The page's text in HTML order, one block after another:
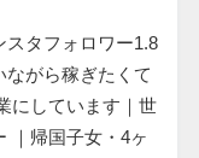
スタフォロワー1.8
がら稼ぎたくて
にしています｜世
｜帰国子女・4ヶ